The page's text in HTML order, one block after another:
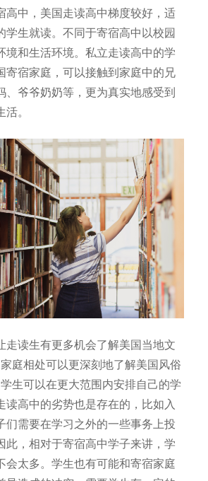
高中，美国走读高中梯度较好，适
学生就读。不同于寄宿高中以校园
境和生活环境。私立走读高中的学
寄宿家庭，可以接触到家庭中的兄
、爷爷奶奶等，更为真实地感受到
。
走读生有更多机会了解美国当地文
庭相处可以更深刻地了解美国风俗
生可以在更大范围内安排自己的学
读高中的劣势也是存在的，比如入
们需要在学习之外的一些事务上投
此，相对于寄宿高中学子来讲，学
会太多。学生也有可能和寄宿家庭